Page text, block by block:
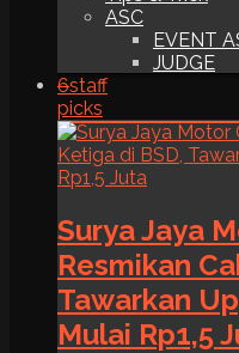
ASC
EVENT
JUDGE
6staff
picks
Surya Jaya
Resmikan
Tawarkan
Mulai Rp1,5